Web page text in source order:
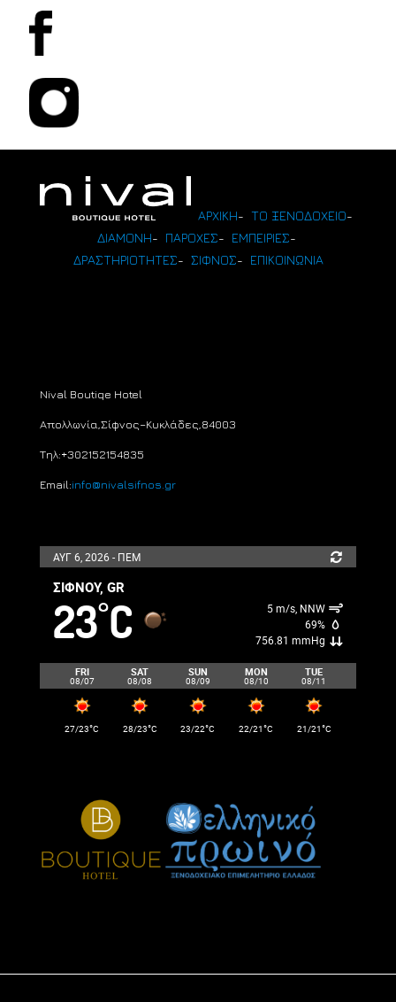
ΑΡΧΙΚΗ- ΤΟ ΞΕΝΟΔΟΧΕΙΟ-
ΔΙΑΜΟΝΗ- ΠΑΡΟΧΕΣ- ΕΜΠΕΙΡΙΕΣ-
ΔΡΑΣΤΗΡΙΟΤΗΤΕΣ- ΣΙΦΝΟΣ- ΕΠΙΚΟΙΝΩΝΙΑ
Nival Boutiqe Hotel
Απολλωνία, Σίφνος–Κυκλάδες, 84003
Τηλ:+302152154835
Email:info@nivalsifnos.gr
ΑΥΓ 6, 2026 - ΠΕΜ
ΣΊΦΝΟΥ, GR
23°C
5 m/s, NNW
69%
756.81 mmHg
FRI
08/07
SAT
08/08
SUN
08/09
MON
08/10
TUE
08/11
27/23°C 28/23°C 23/22°C 22/21°C 21/21°C